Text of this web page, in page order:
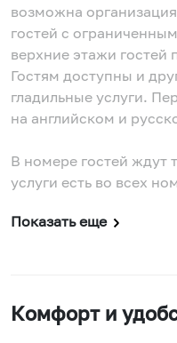
возможна
гостей с
верхние этажи гостей
Гостям доступны и
гладильные услуги.
на английском и
В номере гостей ждут
услуги есть во всех
Показать еще
Комфорт и